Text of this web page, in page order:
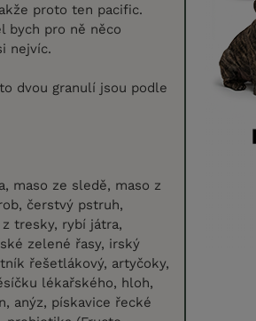
proto ten pacific.
bych pro ně něco
nejvíc.
dvou granulí jsou podle
maso ze sledě, maso z
čerstvý pstruh,
tresky, rybí játra,
zelené řasy, irský
řešetlákový, artyčoky,
lékařského, hloh,
anýz, pískavice řecké